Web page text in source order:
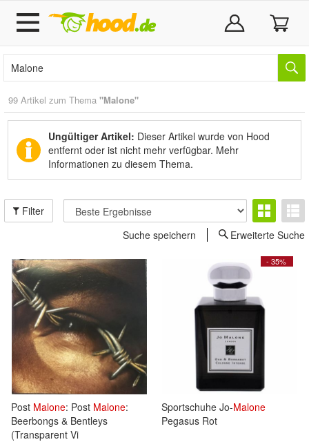
99 Artikel zum Thema "Malone"
Ungültiger Artikel: Dieser Artikel wurde von Hood
entfernt oder ist nicht mehr verfügbar. Mehr
Informationen zu diesem Thema.
Filter
Suche speichern
Erweiterte Suche
Post Malone: Post Malone:
Beerbongs & Bentleys
(Transparent Vi
- 35%
Sportschuhe Jo-Malone
Pegasus Rot